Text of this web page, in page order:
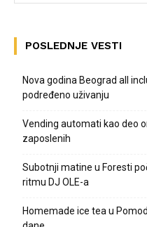
POSLEDNJE VESTI
Nova godina Beograd all
podređeno uživanju
Vending automati kao deo
zaposlenih
Subotnji matine u Foresti
ritmu DJ OLE-a
Homemade ice tea u